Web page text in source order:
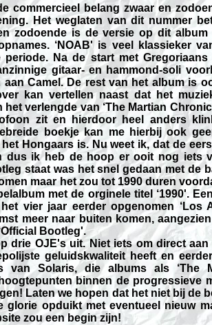
commercieel belang zwaar en
Het weglaten van dit nummer
zodoende is de versie op dit album
‘NOAB' is veel klassieker
periode. Na de start met
gitaar- en hammond-soli
aan Camel. De rest van het album is
kan vertellen naast dat het
verlengde van ‘The Martian
zit en hierdoor heel anders
boekje kan me hierbij ook
Hongaars is. Nu weet ik, dat de
dus ik heb de hoop er ooit nog iets
staat was het snel gedaan met de
maar het zou tot 1990 duren
met de orginele titel ‘1990'.
vier jaar eerder opgenomen ‘Los
meer naar buiten komen,
Bootleg'.
drie OJE's uit. Niet iets om direct
geluidskwaliteit heeft en
van Solaris, die albums als ‘The
binnen de progressieve
Laten we hopen dat het niet bij de
glorie opduikt met eventueel nieuw
zou een begin zijn!